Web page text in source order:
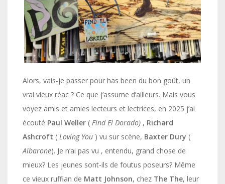
Alors, vais-je passer pour has been du bon goût, un
vrai vieux réac ? Ce que j’assume d’ailleurs. Mais vous
voyez amis et amies lecteurs et lectrices, en 2025 j’ai
écouté Paul Weller ( Find El Dorado) , Richard
Ashcroft ( Loving You ) vu sur scène, Baxter Dury (
Albarone). Je n’ai pas vu , entendu, grand chose de
mieux? Les jeunes sont-ils de foutus poseurs? Même
ce vieux ruffian de Matt Johnson, chez The The, leur